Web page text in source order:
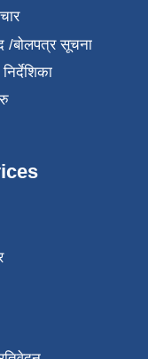
/बोलपत्र सूचना